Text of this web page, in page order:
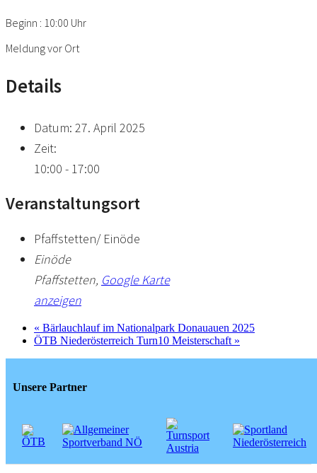
Beginn : 10:00 Uhr
Meldung vor Ort
Details
Datum: 27. April 2025
Zeit:
10:00 - 17:00
Veranstaltungsort
Pfaffstetten/ Einöde
Einöde
Pfaffstetten, Google Karte
anzeigen
« Bärlauchlauf im Nationalpark Donauauen 2025
ÖTB Niederösterreich Turn10 Meisterschaft »
Unsere Partner